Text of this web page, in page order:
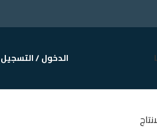
الدخول / التسجيل